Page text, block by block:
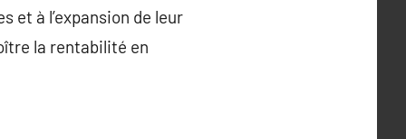
et à l’expansion de leur
la rentabilité en